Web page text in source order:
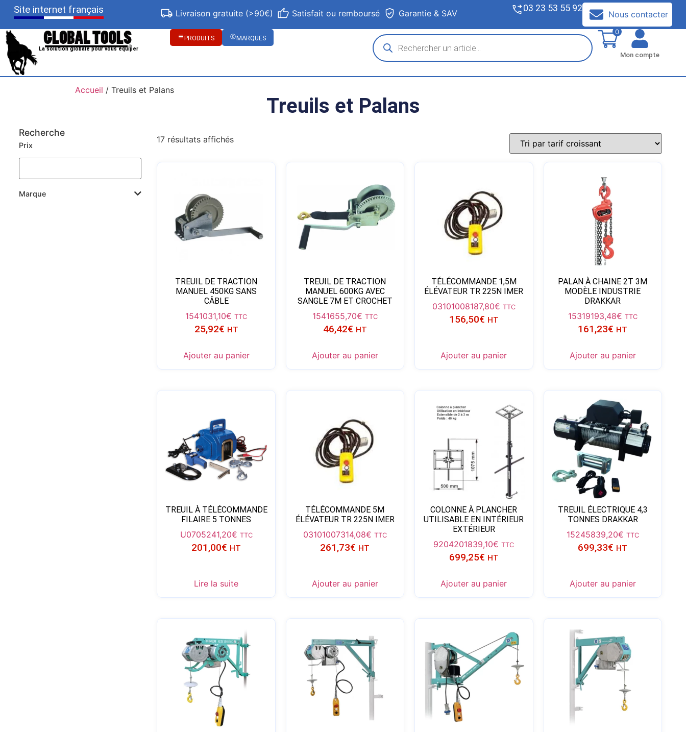
Site internet français Livraison gratuite (>90€) Satisfait ou remboursé Garantie & SAV 03 23 53 55 92
Nous contacter
La solution globale pour vous équiper
PRODUITS MARQUES
0
Mon compte
Accueil / Treuils et Palans
Treuils et Palans
Recherche
Prix
Marque
17 résultats affichés
TREUIL DE TRACTION
MANUEL 450KG SANS
CÂBLE
1541031,10€ TTC
25,92€ HT
Ajouter au panier
TREUIL DE TRACTION
MANUEL 600KG AVEC
SANGLE 7M ET CROCHET
1541655,70€ TTC
46,42€ HT
Ajouter au panier
TÉLÉCOMMANDE 1,5M
ÉLÉVATEUR TR 225N IMER
03101008187,80€ TTC
156,50€ HT
Ajouter au panier
PALAN À CHAINE 2T 3M
MODÈLE INDUSTRIE
DRAKKAR
15319193,48€ TTC
161,23€ HT
Ajouter au panier
TREUIL À TÉLÉCOMMANDE
FILAIRE 5 TONNES
U0705241,20€ TTC
201,00€ HT
Lire la suite
TÉLÉCOMMANDE 5M
ÉLÉVATEUR TR 225N IMER
03101007314,08€ TTC
261,73€ HT
Ajouter au panier
COLONNE À PLANCHER
UTILISABLE EN INTÉRIEUR
EXTÉRIEUR
9204201839,10€ TTC
699,25€ HT
Ajouter au panier
TREUIL ÉLECTRIQUE 4,3
TONNES DRAKKAR
15245839,20€ TTC
699,33€ HT
Ajouter au panier